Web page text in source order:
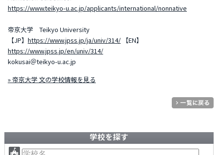
https://www.teikyo-u.ac.jp/applicants/international/nonnative
帝京大学 Teikyo University
【JP】 https://www.jpss.jp/ja/univ/314/【EN】
https://www.jpss.jp/en/univ/314/
kokusai＠teikyo-u.ac.jp
» 帝京大学 文の学校情報を見る
学校を探す